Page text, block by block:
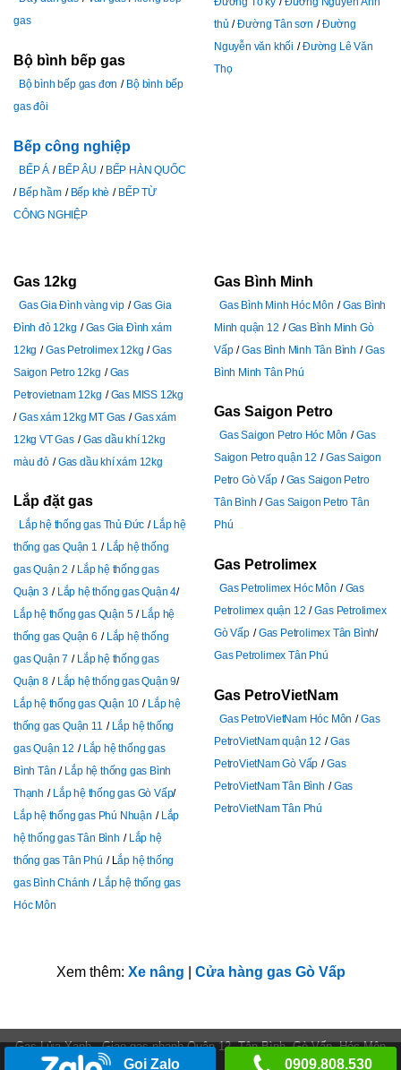
gas
Bộ bình bếp gas
Bộ bình bếp gas đơn
Bộ bình bếp
gas đôi
Bếp công nghiệp
BẾP Á BẾP ÂU
BẾP HÀN QUỐC
Bếp hầm
Bếp khè
BẾP TỪ
CÔNG NGHIỆP
thủ
Đường Tân sơn
Đường
Nguyễn văn khối
Đường Lê Văn
Thọ
Gas 12kg
Gas Gia Đình vàng vip
Gas Gia
Đình đỏ 12kg
Gas Gia Đình xám
12kg
Gas Petrolimex 12kg
Gas
Saigon Petro 12kg
Gas
Petrovietnam 12kg
Gas MISS 12kg
Gas xám 12kg MT Gas
Gas xám
12kg VT Gas
Gas dầu khí 12kg
màu đỏ
Gas dầu khí xám 12kg
Lắp đặt gas
Lắp hệ thống gas Thủ Đức
Lắp hệ
thống gas Quận 1
Lắp hệ thống
gas Quận 2
Lắp hệ thống gas
Quận 3
Lắp hệ thống gas Quận 4
Lắp hệ thống gas Quận 5
Lắp hệ
thống gas Quận 6
Lắp hệ thống
gas Quận 7
Lắp hệ thống gas
Quận 8
Lắp hệ thống gas Quận 9
Lắp hệ thống gas Quận 10
Lắp hệ
thống gas Quận 11
Lắp hệ thống
gas Quận 12
Lắp hệ thống gas
Bình Tân
Lắp hệ thống gas Bình
Thạnh
Lắp hệ thống gas Gò Vấp
Lắp hệ thống gas Phú Nhuận
Lắp
hệ thống gas Tân Bình
Lắp hệ
thống gas Tân Phú
Lắp hệ thống
gas Bình Chánh
Lắp hệ thống gas
Hóc Môn
Gas Bình Minh
Gas Bình Minh Hóc Môn
Gas Bình
Minh quận 12
Gas Bình Minh Gò
Vấp
Gas Bình Minh Tân Bình
Gas
Bình Minh Tân Phú
Gas Saigon Petro
Gas Saigon Petro Hóc Môn
Gas
Saigon Petro quận 12
Gas Saigon
Petro Gò Vấp
Gas Saigon Petro
Tân Bình
Gas Saigon Petro Tân
Phú
Gas Petrolimex
Gas Petrolimex Hóc Môn
Gas
Petrolimex quận 12
Gas Petrolimex
Gò Vấp
Gas Petrolimex Tân Bình
Gas Petrolimex Tân Phú
Gas PetroVietNam
Gas PetroVietNam Hóc Môn
Gas
PetroVietNam quận 12
Gas
PetroVietNam Gò Vấp
Gas
PetroVietNam Tân Bình
Gas
PetroVietNam Tân Phú
Xem thêm: Xe nâng Cửa hàng gas Gò Vấp
Gas Lửa Xanh - Giao gas nhanh Quận 12, Tân Bình, Gò Vấp, Hóc Môn
Gọi Zalo 0909.808.530